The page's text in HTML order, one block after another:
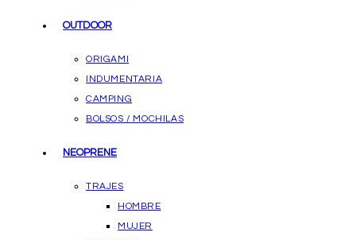
OUTDOOR
ORIGAMI
INDUMENTARIA
CAMPING
BOLSOS / MOCHILAS
NEOPRENE
TRAJES
HOMBRE
MUJER